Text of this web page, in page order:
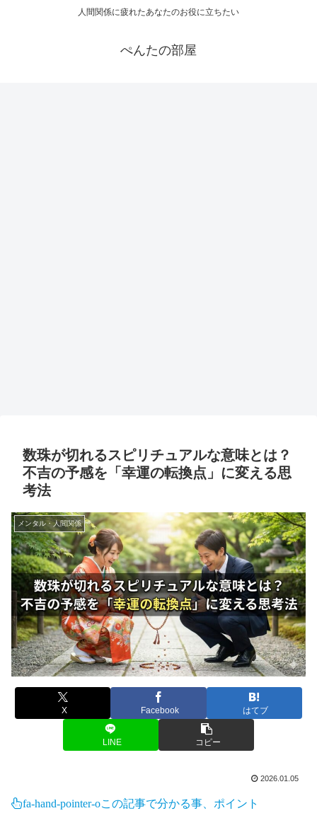
人間関係に疲れたあなたのお役に立ちたい
ぺんたの部屋
数珠が切れるスピリチュアルな意味とは？
不吉の予感を「幸運の転換点」に変える思
考法
メンタル・人間関係
X Facebook はてブ
LINE コピー
2026.01.05
fa-hand-pointer-oこの記事で分かる事、ポイント